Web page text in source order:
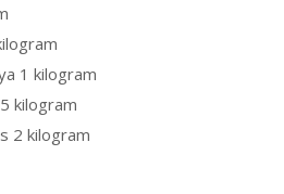
1 kilogram
kilogram
2 kilogram